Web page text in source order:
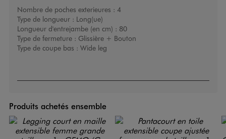
Nombre de poches exterieures : 4
Type de longueur : Long(ue)
Longueur d'entrejambe (en cm) : 80
Type de fermeture : Glissière + Bouton
Type de coupe bas : Wide leg
Produits achetés ensemble